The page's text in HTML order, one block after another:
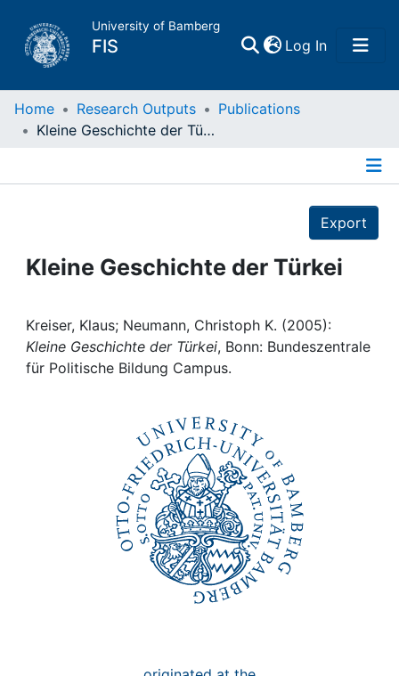
University of Bamberg
FIS Log In(current)
Home
Projects
Institutions
Home Research Outputs
Publications
Kleine Geschichte der Türkei
Export
Kleine Geschichte der Türkei
Kreiser, Klaus; Neumann, Christoph K. (2005):
Kleine Geschichte der Türkei, Bonn: Bundeszentrale
für Politische Bildung Campus.